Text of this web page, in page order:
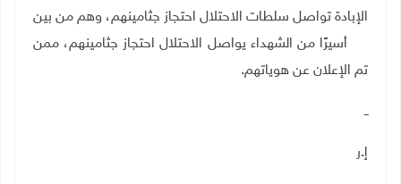
الإبادة تواصل سلطات الاحتلال احتجاز جثامينهم، وهم من بين
71 أسيرًا من الشهداء يواصل الاحتلال احتجاز جثامينهم، ممن
تم الإعلان عن هوياتهم.
ــ
إ.ر